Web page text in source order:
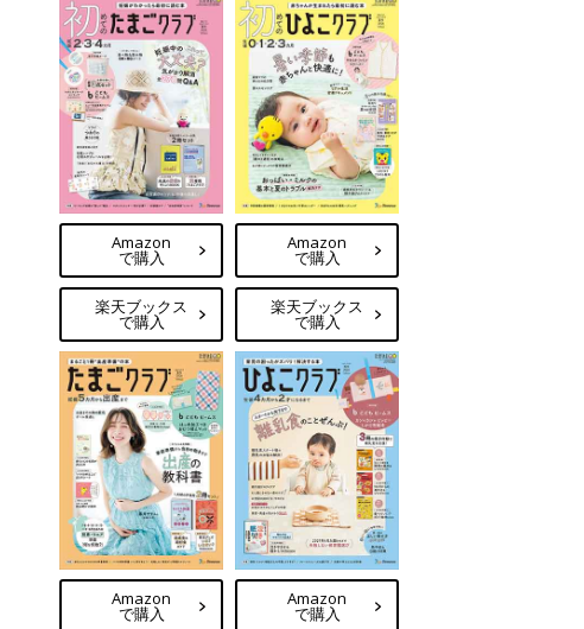
Amazon
で購入
楽天ブックス
で購入
Amazon
で購入
楽天ブックス
で購入
Amazon
で購入
Amazon
で購入